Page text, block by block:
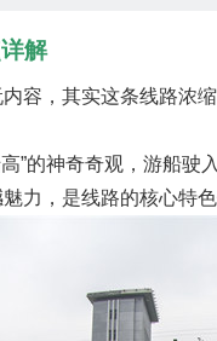
解
容，其实这条线路浓
”的神奇奇观，游船
力，是线路的核心特色